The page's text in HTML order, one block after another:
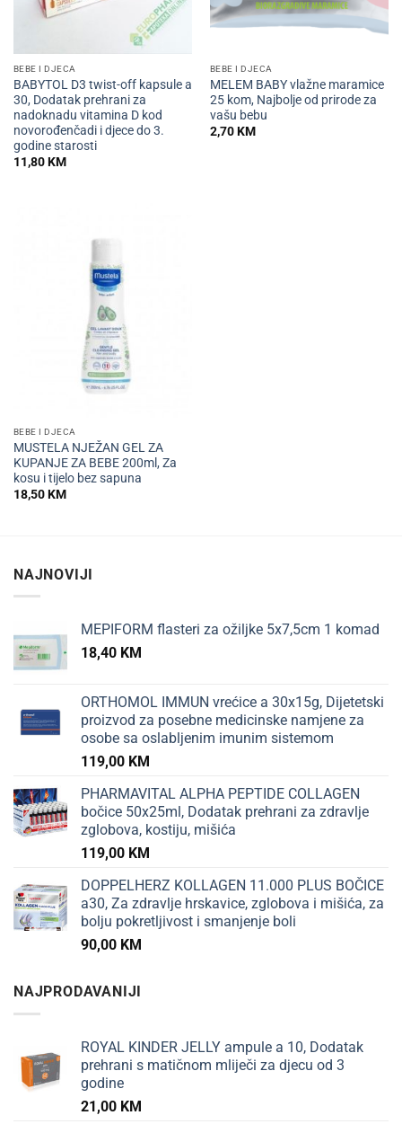
BEBE I DJECA
BABYTOL D3 twist-off kapsule a
30, Dodatak prehrani za
nadoknadu vitamina D kod
novorođenčadi i djece do 3.
godine starosti
11,80KM
BEBE I DJECA
MELEM BABY vlažne maramice
25 kom, Najbolje od prirode za
vašu bebu
2,70KM
BEBE I DJECA
MUSTELA NJEŽAN GEL ZA
KUPANJE ZA BEBE 200ml, Za
kosu i tijelo bez sapuna
18,50KM
NAJNOVIJI
MEPIFORM flasteri za ožiljke 5x7,5cm 1 komad
18,40 KM
ORTHOMOL IMMUN vrećice a 30x15g, Dijetetski
proizvod za posebne medicinske namjene za
osobe sa oslabljenim imunim sistemom
119,00 KM
PHARMAVITAL ALPHA PEPTIDE COLLAGEN
bočice 50x25ml, Dodatak prehrani za zdravlje
zglobova, kostiju, mišića
119,00 KM
DOPPELHERZ KOLLAGEN 11.000 PLUS BOČICE
a30, Za zdravlje hrskavice, zglobova i mišića, za
bolju pokretljivost i smanjenje boli
90,00 KM
NAJPRODAVANIJI
ROYAL KINDER JELLY ampule a 10, Dodatak
prehrani s matičnom mliječi za djecu od 3
godine
21,00 KM